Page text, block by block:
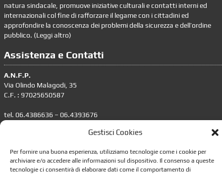
Gestisci Cookies
Per fornire una buona esperienza, utilizziamo tecnologie come i cookie per
archiviare e/o accedere alle informazioni sul dispositivo. Il consenso a queste
tecnologie ci consentirà di elaborare dati come il comportamento di
natura sindacale, promuove iniziative culturali e contatti interni ed
internazionali col fine di rafforzare il legame con i cittadini ed
approfondire la conoscenza dei problemi della sicurezza e dell’ordine
pubblico. (Leggi altro)
Assistenza e Contatti
A.N.F.P.
Via Olindo Malagodi, 35
C.F. : 97025650587
tel. 06.4386636 – 06.4393676
Informazioni